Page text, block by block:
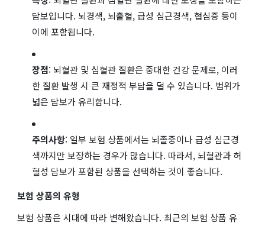
담보입니다. 뇌경색, 뇌출혈, 급성 심근경색, 협심증 등이
이에 포함됩니다.
장점: 뇌혈관 및 심혈관 질환은 중대한 건강 문제로, 이러
한 질환 발생 시 큰 재정적 부담을 덜 수 있습니다. 범위가
넓은 담보가 유리합니다.
주의사항: 일부 보험 상품에서는 뇌졸중이나 급성 심근경
색까지만 보장하는 경우가 많습니다. 따라서, 뇌혈관과 허
혈성 담보가 포함된 상품을 선택하는 것이 좋습니다.
보험 상품의 유형
보험 상품은 시대에 따라 변해왔습니다. 최근의 보험 상품 유